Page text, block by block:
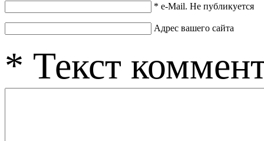
* e-Mail. Не публикуется
Адрес вашего сайта
* Текст